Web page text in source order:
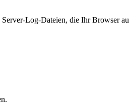
Log-Dateien, die Ihr Browser